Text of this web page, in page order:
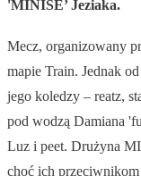
'MINISE’ Jeziaka.
Mecz, organizowany
mapie Train. Jednak
jego koledzy – reatz,
pod wodzą Damiana
Luz i peet. Drużyna
choć ich